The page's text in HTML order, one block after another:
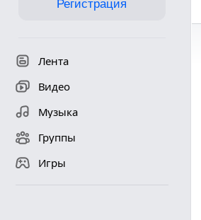
Регистрация
Лента
Видео
Музыка
Группы
Игры